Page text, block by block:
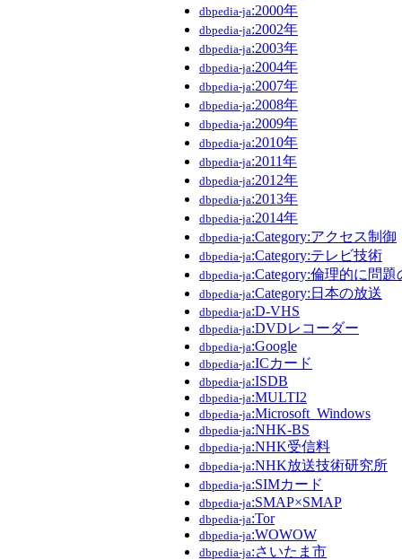
dbpedia-ja:2000年
dbpedia-ja:2002年
dbpedia-ja:2003年
dbpedia-ja:2004年
dbpedia-ja:2007年
dbpedia-ja:2008年
dbpedia-ja:2009年
dbpedia-ja:2010年
dbpedia-ja:2011年
dbpedia-ja:2012年
dbpedia-ja:2013年
dbpedia-ja:2014年
dbpedia-ja:Category:アクセス制御
dbpedia-ja:Category:テレビ技術
dbpedia-ja:Category:倫理的に問
dbpedia-ja:Category:日本の放送
dbpedia-ja:D-VHS
dbpedia-ja:DVDレコーダー
dbpedia-ja:Google
dbpedia-ja:ICカード
dbpedia-ja:ISDB
dbpedia-ja:MULTI2
dbpedia-ja:Microsoft_Windows
dbpedia-ja:NHK-BS
dbpedia-ja:NHK受信料
dbpedia-ja:NHK放送技術研究所
dbpedia-ja:SIMカード
dbpedia-ja:SMAP×SMAP
dbpedia-ja:Tor
dbpedia-ja:WOWOW
dbpedia-ja:さいたま市